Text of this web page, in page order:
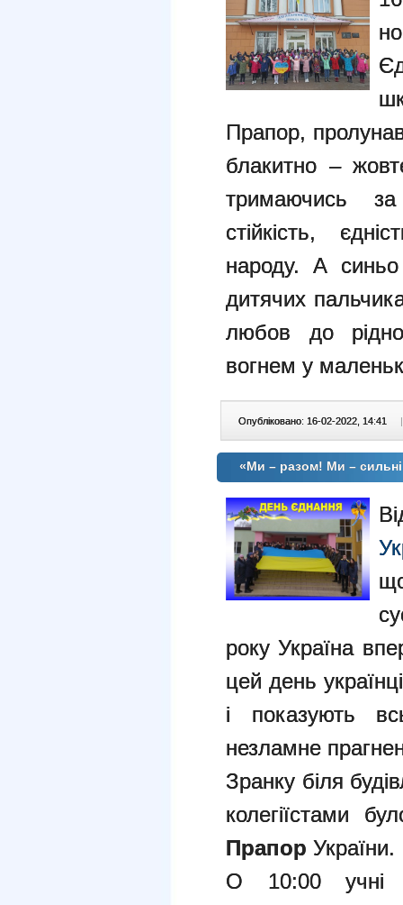
Прапор,
блакитно –
тримаючись
стійкість,
народу. А
дитячих
любов до
вогнем у
Опубліковано: 16-02-2022, 14:41
«Ми – разом! Ми –
року Україна
цей день
і показують
незламне
Зранку біля
колегіїстами
Прапор України.
О 10:00 учні